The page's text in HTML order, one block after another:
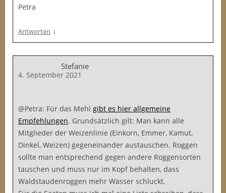
Petra
Antworten ↓
Stefanie
4. September 2021
@Petra: Für das Mehl gibt es hier allgemeine
Empfehlungen. Grundsätzlich gilt: Man kann alle
Mitglieder der Weizenlinie (Einkorn, Emmer, Kamut,
Dinkel, Weizen) gegeneinander austauschen. Roggen
sollte man entsprechend gegen andere Roggensorten
tauschen und muss nur im Kopf behalten, dass
Waldstaudenroggen mehr Wasser schluckt.